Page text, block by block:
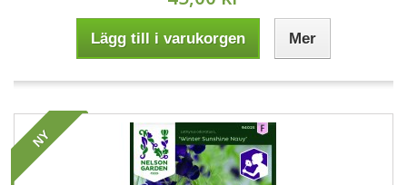
Lägg till i varukorgen Mer
NY